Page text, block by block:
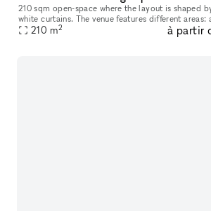
210 sqm open-space where the layout is shaped
white curtains. The venue features different areas:
meeting room, a kitchen, and a relax area. The
210 m2 à partir